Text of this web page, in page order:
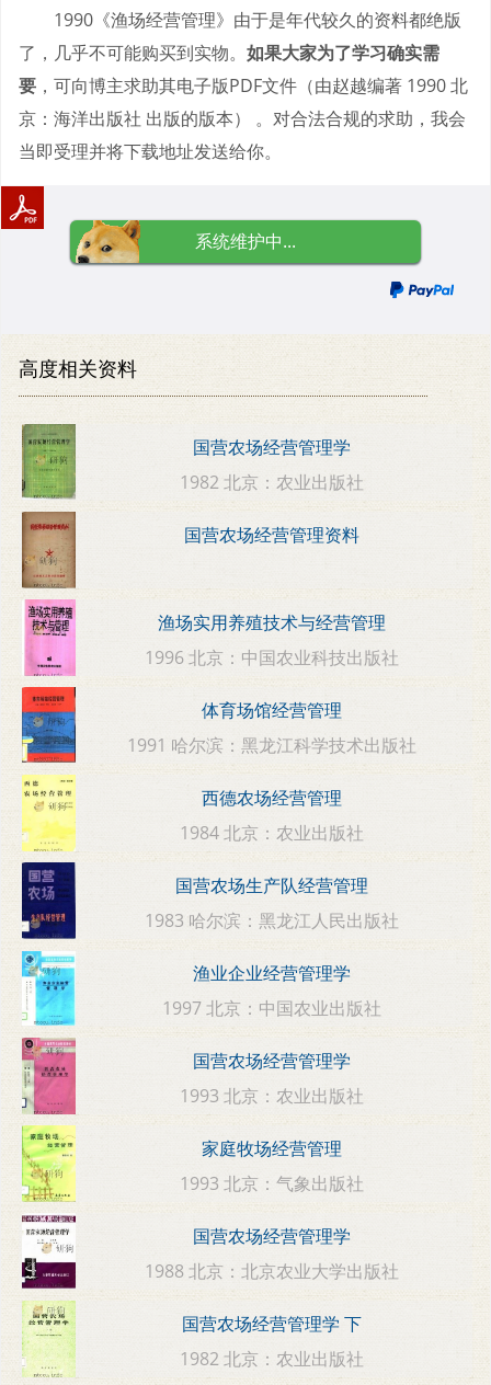
1990《渔场经营管理》由于是年代较久的资料都绝版
了，几乎不可能购买到实物。 如果大家为了学习确实需
要 ，可向博主求助其电子版PDF文件（由赵越编著 1990 北
京：海洋出版社 出版的版本） 。对合法合规的求助，我会
当即受理并将下载地址发送给你。
系统维护中...
高度相关资料
国营农场经营管理学
1982 北京：农业出版社
国营农场经营管理资料
渔场实用养殖技术与经营管理
1996 北京：中国农业科技出版社
体育场馆经营管理
1991 哈尔滨：黑龙江科学技术出版社
西德农场经营管理
1984 北京：农业出版社
国营农场生产队经营管理
1983 哈尔滨：黑龙江人民出版社
渔业企业经营管理学
1997 北京：中国农业出版社
国营农场经营管理学
1993 北京：农业出版社
家庭牧场经营管理
1993 北京：气象出版社
国营农场经营管理学
1988 北京：北京农业大学出版社
国营农场经营管理学 下
1982 北京：农业出版社